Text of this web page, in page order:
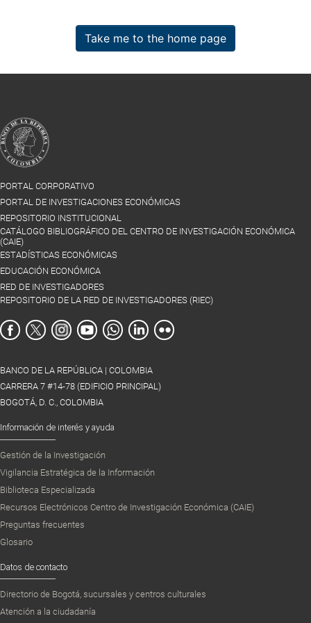
Take me to the home page
PORTAL CORPORATIVO
PORTAL DE INVESTIGACIONES ECONÓMICAS
REPOSITORIO INSTITUCIONAL
CATÁLOGO BIBLIOGRÁFICO DEL CENTRO DE INVESTIGACIÓN ECONÓMICA
(CAIE)
ESTADÍSTICAS ECONÓMICAS
EDUCACIÓN ECONÓMICA
RED DE INVESTIGADORES
REPOSITORIO DE LA RED DE INVESTIGADORES (RIEC)
BANCO DE LA REPÚBLICA | COLOMBIA
CARRERA 7 #14-78 (EDIFICIO PRINCIPAL)
BOGOTÁ, D. C., COLOMBIA
Información de interés y ayuda
Gestión de la Investigación
Vigilancia Estratégica de la Información
Biblioteca Especializada
Recursos Electrónicos Centro de Investigación Económica (CAIE)
Preguntas frecuentes
Glosario
Datos de contacto
Directorio de Bogotá, sucursales y centros culturales
Atención a la ciudadanía